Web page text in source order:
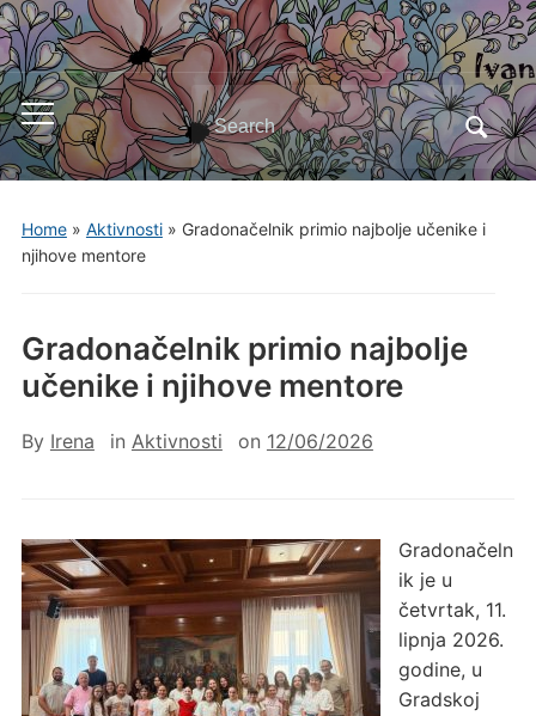
Toggle
mobile
menu
Search
for:
Home» Aktivnosti» Gradonačelnik primio najbolje učenike i
njihove mentore
Gradonačelnik primio najbolje
učenike i njihove mentore
By Irena in Aktivnosti on 12/06/2026
Gradonačeln
ik je u
četvrtak, 11.
lipnja 2026.
godine, u
Gradskoj